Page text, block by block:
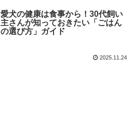
愛犬の健康は食事から！30代飼い
主さんが知っておきたい「ごはん
の選び方」ガイド
2025.11.24